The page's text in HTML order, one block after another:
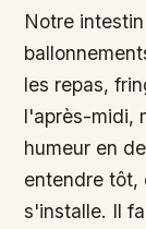
Notre
les repas,
l'après-midi,
humeur en
entendre tôt,
s'installe. Il